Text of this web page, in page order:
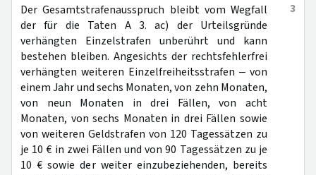
3
Der Gesamtstrafenausspruch bleibt vom Wegfall
der für die Taten A 3. ac) der Urteilsgründe
verhängten Einzelstrafen unberührt und kann
bestehen bleiben. Angesichts der rechtsfehlerfrei
verhängten weiteren Einzelfreiheitsstrafen ‒ von
einem Jahr und sechs Monaten, von zehn Monaten,
von neun Monaten in drei Fällen, von acht
Monaten, von sechs Monaten in drei Fällen sowie
von weiteren Geldstrafen von 120 Tagessätzen zu
je 10 € in zwei Fällen und von 90 Tagessätzen zu je
10 € sowie der weiter einzubeziehenden, bereits